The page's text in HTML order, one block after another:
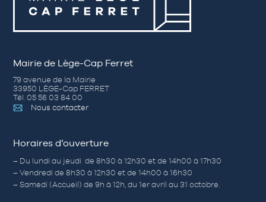
Mairie de Lège-Cap Ferret
79 avenue de la Mairie
33950 LÈGE-Cap FERRET
Tél. 05 56 03 84 00
Nous contacter
Horaires d’ouverture
– Du lundi au jeudi de 8h30 à 12h30 et de 14h00 à 17h30
– Vendredi de 8h30 à 12h30 et de 14h00 à 16h30
– Samedi (Accueil) de 9h à 12h, du 1er avril au 31 octobre.